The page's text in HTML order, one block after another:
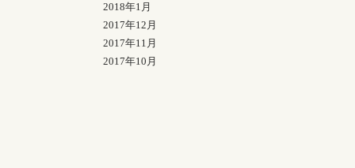
2018年1月
2017年12月
2017年11月
2017年10月